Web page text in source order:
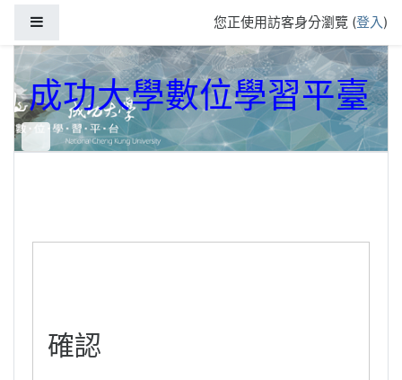
您正使用訪客身分瀏覽 (登入)
成功大學數位學習平臺
確認